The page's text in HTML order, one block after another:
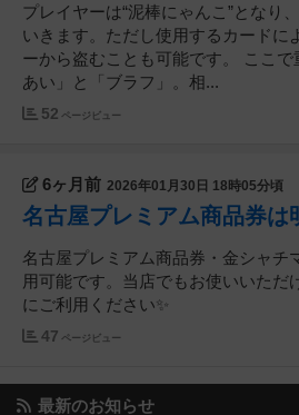
プレイヤーは“泥棒にゃんこ”となり
いきます。ただし使用するカードに
ーから盗むことも可能です。 ここ
あい」と「ブラフ」。相...
52 ページビュー
6ヶ月前 2026年01月30日 18時05分頃
名古屋プレミアム商品券は
名古屋プレミアム商品券・金シャチ
用可能です。当店でもお使いいただ
にご利用ください✨
47 ページビュー
最新のお知らせ